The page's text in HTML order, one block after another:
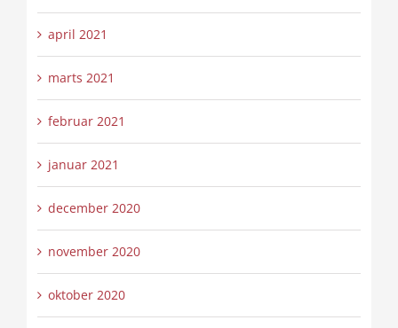
april 2021
marts 2021
februar 2021
januar 2021
december 2020
november 2020
oktober 2020